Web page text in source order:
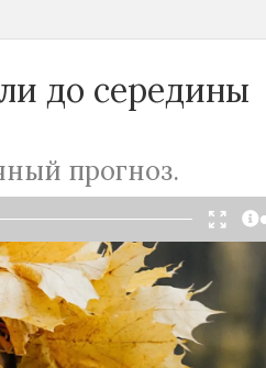
до середины
прогноз.
октября. Об этом
Ильин.